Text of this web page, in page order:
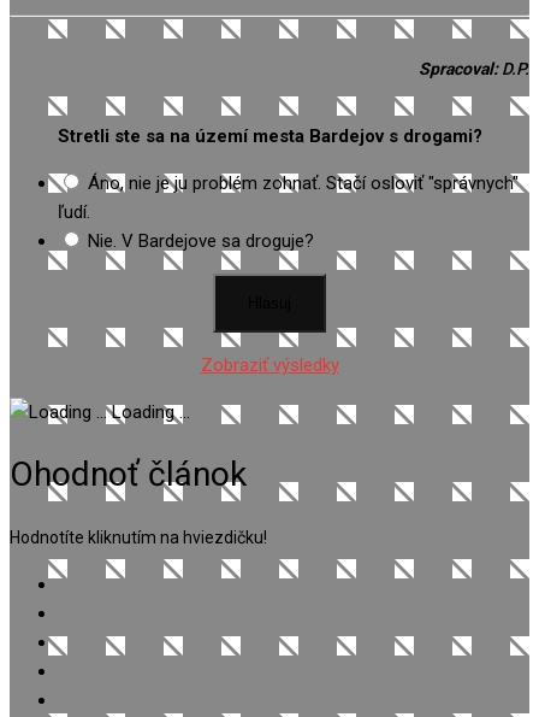
Spracoval:D.P.
Stretli ste sa na území mesta Bardejov s drogami?
Áno, nie je ju problém zohnať. Stačí osloviť "správnych"
ľudí.
Nie. V Bardejove sa droguje?
Zobraziť výsledky
Loading ...
Ohodnoť článok
Hodnotíte kliknutím na hviezdičku!